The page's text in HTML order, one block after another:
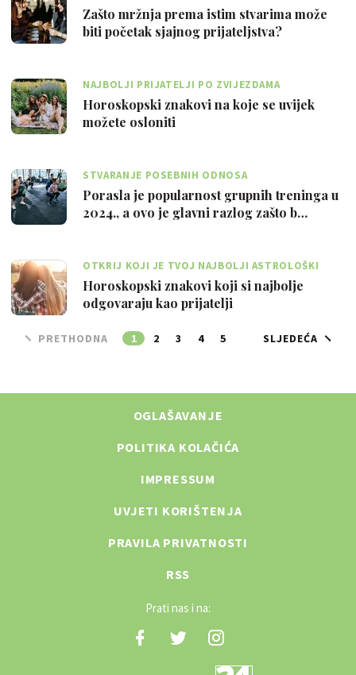
Zašto mržnja prema istim stvarima može
biti početak sjajnog prijateljstva?
NAJBOLJI PRIJATELJI PO ZVIJEZDAMA
Horoskopski znakovi na koje se uvijek
možete osloniti
STVARANJE POSEBNIH ODNOSA
Porasla je popularnost grupnih treninga u
2024., a ovo je glavni razlog zašto b…
OTKRIJ KOJI JE TVOJ NAJBOLJI ASTROLOŠKI
PRIJATELJ
Horoskopski znakovi koji si najbolje
odgovaraju kao prijatelji
PRETHODNA 1 2 3 4 5 SLJEDEĆA
OGLAŠAVANJE
POLITIKA KOLAČIĆA
IMPRESSUM
UVJETI KORIŠTENJA
PRAVILA PRIVATNOSTI
RSS
Prati nas i na: